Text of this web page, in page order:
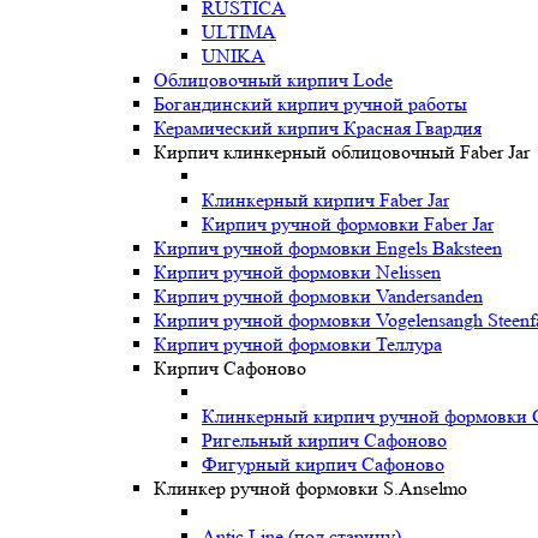
RUSTICA
ULTIMA
UNIKA
Oблицовочный кирпич Lode
Богандинский кирпич ручной работы
Керамический кирпич Красная Гвардия
Кирпич клинкерный облицовочный Faber Jar
Клинкерный кирпич Faber Jar
Кирпич ручной формовки Faber Jar
Кирпич ручной формовки Engels Baksteen
Кирпич ручной формовки Nelissen
Кирпич ручной формовки Vandersanden
Кирпич ручной формовки Vogelensangh
Кирпич ручной формовки Теллура
Кирпич Сафоново
Клинкерный кирпич ручной формовки
Ригельный кирпич Сафоново
Фигурный кирпич Сафоново
Клинкер ручной формовки S.Anselmo